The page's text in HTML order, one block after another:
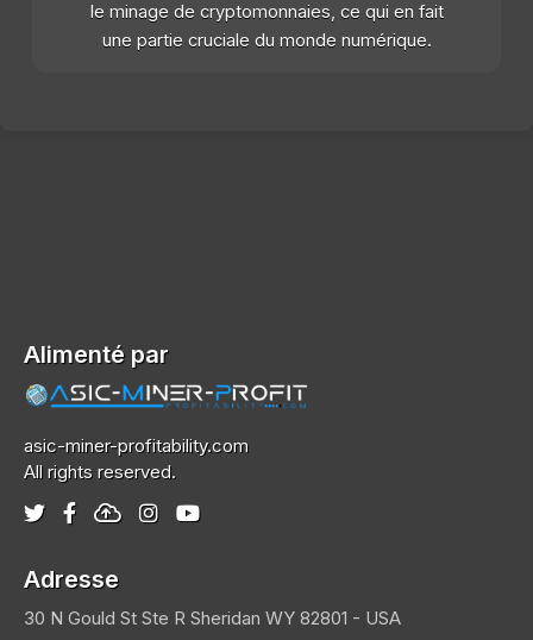
le minage de cryptomonnaies, ce qui en fait
une partie cruciale du monde numérique.
Alimenté par
asic-miner-profitability.com
All rights reserved.
Adresse
30 N Gould St Ste R Sheridan WY 82801 - USA